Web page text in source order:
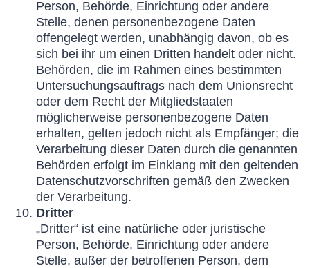
Person, Behörde, Einrichtung oder andere
Stelle, denen personenbezogene Daten
offengelegt werden, unabhängig davon, ob es
sich bei ihr um einen Dritten handelt oder nicht.
Behörden, die im Rahmen eines bestimmten
Untersuchungsauftrags nach dem Unionsrecht
oder dem Recht der Mitgliedstaaten
möglicherweise personenbezogene Daten
erhalten, gelten jedoch nicht als Empfänger; die
Verarbeitung dieser Daten durch die genannten
Behörden erfolgt im Einklang mit den geltenden
Datenschutzvorschriften gemäß den Zwecken
der Verarbeitung.
Dritter
„Dritter“ ist eine natürliche oder juristische
Person, Behörde, Einrichtung oder andere
Stelle, außer der betroffenen Person, dem